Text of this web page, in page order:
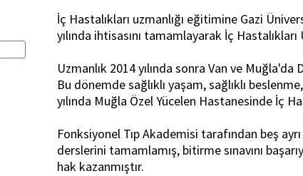
İç Hastalıkları uzmanlığı eğitimine Gazi
yılında ihtisasını tamamlayarak İç Hastalıkları
Uzmanlık 2014 yılında sonra Van ve
Bu dönemde sağlıklı yaşam, sağlıklı
yılında Muğla Özel Yücelen Hastanesinde İç
Fonksiyonel Tıp Akademisi tarafından beş
derslerini tamamlamış, bitirme sınavını
hak kazanmıştır.